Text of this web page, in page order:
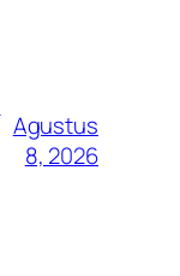
Agustus
8, 2026